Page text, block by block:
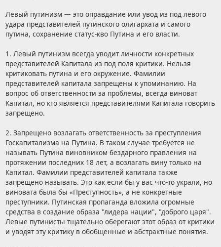
Левый путинизм — это оправдание или увод из под левого
удара представителей путинского олигархата и самого
путина, сохранение статус-кво Путина и его власти.
1. Левый путинизм всегда уводит личности конкретных
представителей Капитала из под поля критики. Нельзя
критиковать путина и его окружение. Фамилии
представителей капитала запрещены к упоминанию. На
вопрос об ответственности за проблемы, всегда виноват
Капитал, но кто является представителями Капитала говорить
запрещено.
2. Запрещено возлагать ответственность за преступления
Госкапитализма на Путина. В таком случае требуется не
называть Путина виновником бездарного правления на
протяжении последних 18 лет, а возлагать вину только на
Капитал. Фамилии представителей капитала также
запрещено называть. Это как если бы у вас что-то украли, но
виновата была бы «Преступность», а не конкретные
преступники. Путинская пропаганда вложила огромные
средства в создание образа "лидера нации", "доброго царя".
Левые путинисты тщательно оберегают этот образ от критики
и уводят эту критику в обобщенные и абстрактные понятия.